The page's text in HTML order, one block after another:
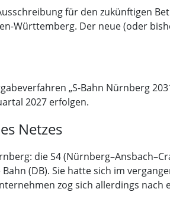
für den zukünftigen
Württemberg. Der neue (oder
„S-Bahn Nürnberg
2027 erfolgen.
Netzes
die S4
(DB). Sie hatte sich im
zog sich allerdings